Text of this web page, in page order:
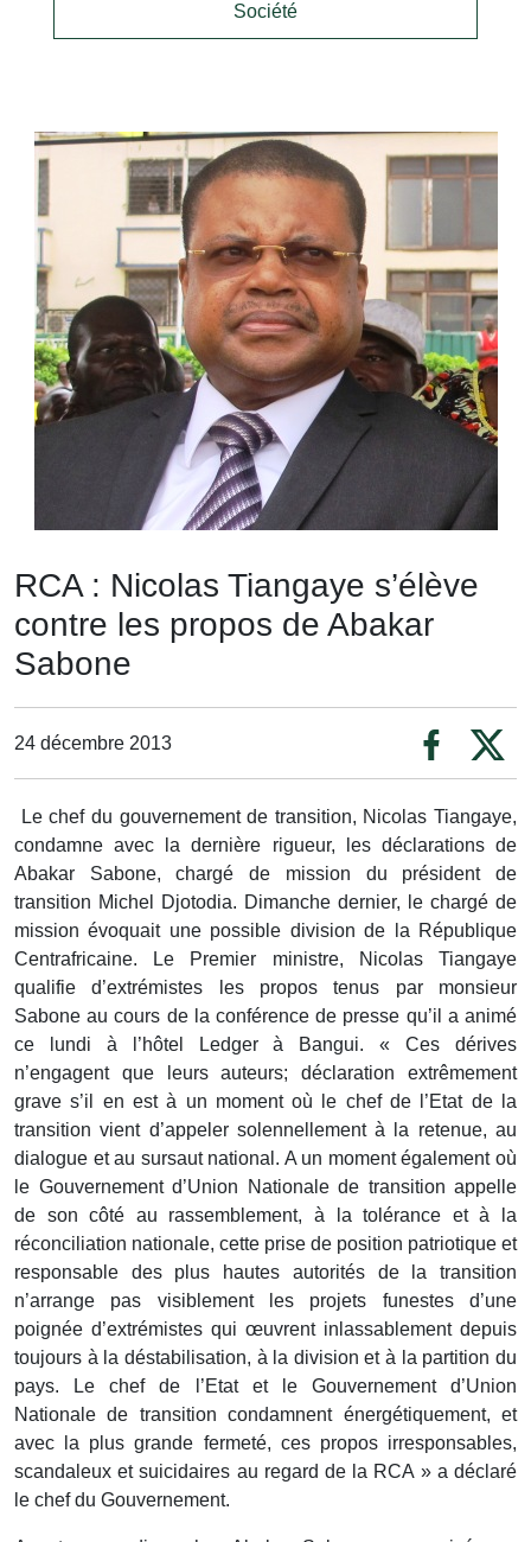
Société
RCA : Nicolas Tiangaye s’élève
contre les propos de Abakar
Sabone
24 décembre 2013
Le chef du gouvernement de transition, Nicolas Tiangaye,
condamne avec la dernière rigueur, les déclarations de
Abakar Sabone, chargé de mission du président de
transition Michel Djotodia. Dimanche dernier, le chargé de
mission évoquait une possible division de la République
Centrafricaine. Le Premier ministre, Nicolas Tiangaye
qualifie d’extrémistes les propos tenus par monsieur
Sabone au cours de la conférence de presse qu’il a animé
ce lundi à l’hôtel Ledger à Bangui. « Ces dérives
n’engagent que leurs auteurs; déclaration extrêmement
grave s’il en est à un moment où le chef de l’Etat de la
transition vient d’appeler solennellement à la retenue, au
dialogue et au sursaut national. A un moment également où
le Gouvernement d’Union Nationale de transition appelle
de son côté au rassemblement, à la tolérance et à la
réconciliation nationale, cette prise de position patriotique et
responsable des plus hautes autorités de la transition
n’arrange pas visiblement les projets funestes d’une
poignée d’extrémistes qui œuvrent inlassablement depuis
toujours à la déstabilisation, à la division et à la partition du
pays. Le chef de l’Etat et le Gouvernement d’Union
Nationale de transition condamnent énergétiquement, et
avec la plus grande fermeté, ces propos irresponsables,
scandaleux et suicidaires au regard de la RCA » a déclaré
le chef du Gouvernement.